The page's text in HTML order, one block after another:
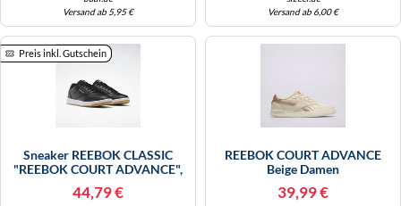
Versand ab 5,95 €
Versand ab 6,00 €
Preis inkl. Gutschein
Sneaker REEBOK CLASSIC
"REEBOK COURT ADVANCE",
Synthetik, Schuhe Sneaker
44,79 €
REEBOK COURT ADVANCE
Beige Damen
39,99 €